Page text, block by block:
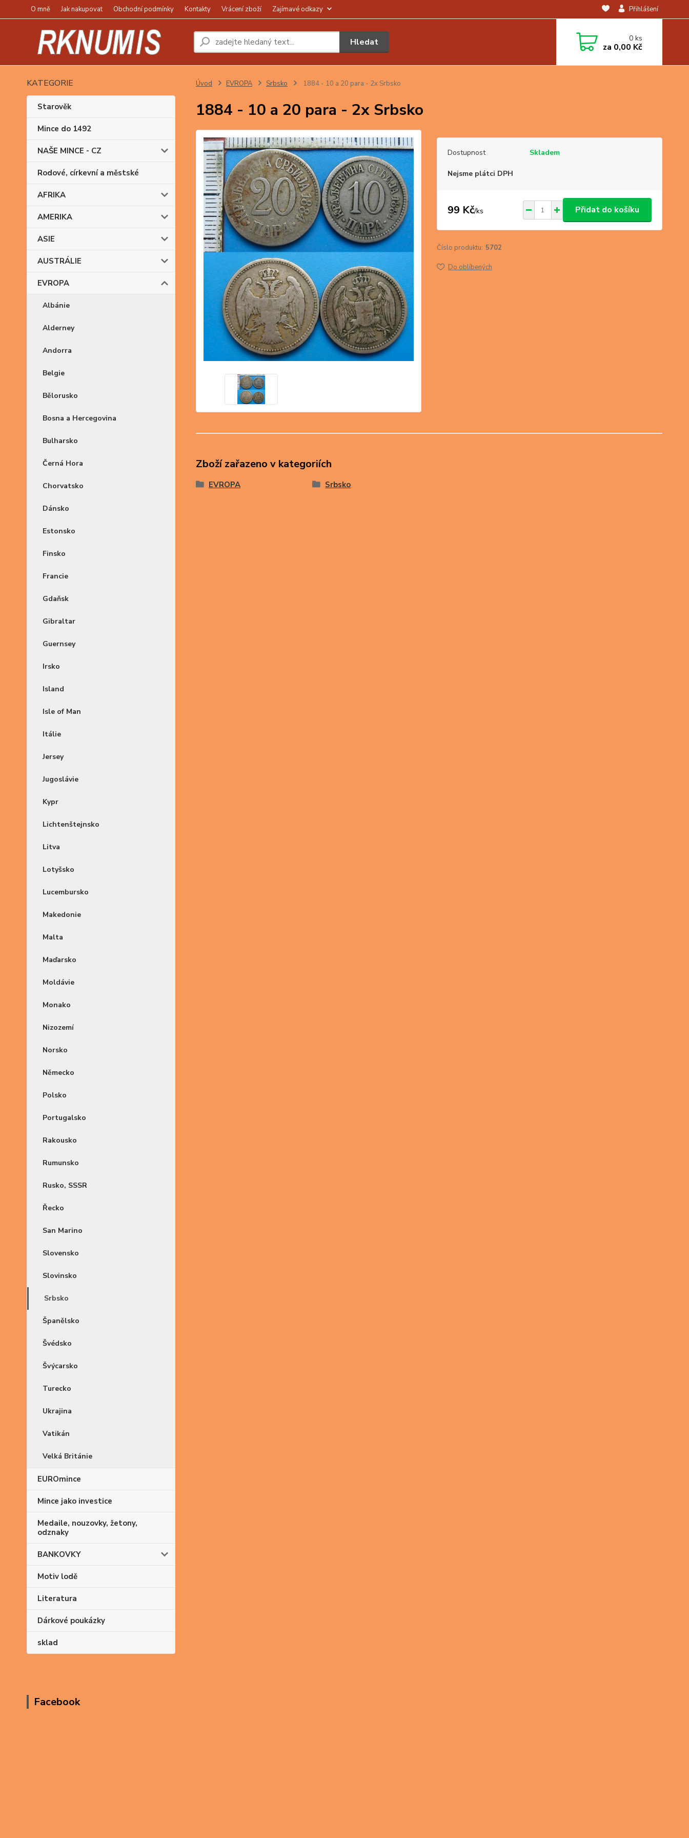
O mně Jak nakupovat Obchodní podmínky Kontakty Vrácení zboží Zajímavé odkazy Přihlášení
Hledat 0ks
za 0,00 Kč
KATEGORIE
Starověk
Mince do 1492
NAŠE MINCE - CZ
Rodové, církevní a městské
AFRIKA
AMERIKA
ASIE
AUSTRÁLIE
EVROPA
Albánie
Alderney
Andorra
Belgie
Bělorusko
Bosna a Hercegovina
Bulharsko
Černá Hora
Chorvatsko
Dánsko
Estonsko
Finsko
Francie
Gdaňsk
Gibraltar
Guernsey
Irsko
Island
Isle of Man
Itálie
Jersey
Jugoslávie
Kypr
Lichtenštejnsko
Litva
Lotyšsko
Lucembursko
Makedonie
Malta
Maďarsko
Moldávie
Monako
Nizozemí
Norsko
Německo
Polsko
Portugalsko
Rakousko
Rumunsko
Rusko, SSSR
Řecko
San Marino
Slovensko
Slovinsko
Srbsko
Španělsko
Švédsko
Švýcarsko
Turecko
Ukrajina
Vatikán
Velká Británie
EUROmince
Mince jako investice
Medaile, nouzovky, žetony,
odznaky
BANKOVKY
Motiv lodě
Literatura
Dárkové poukázky
sklad
Facebook
Úvod EVROPA Srbsko 1884 - 10 a 20 para - 2x Srbsko
1884 - 10 a 20 para - 2x Srbsko
Dostupnost Skladem
Nejsme plátci DPH
99 Kč/ks Přidat do košíku
Číslo produktu: 5702
Do oblíbených
Zboží zařazeno v kategoriích
EVROPA Srbsko